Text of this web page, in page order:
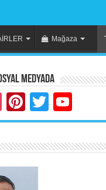
Mağaza
Medyada
Instagram
Pinterest
Twitter